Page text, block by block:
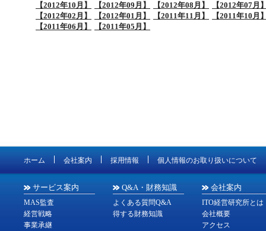
【2012年10月】
【2012年09月】 【2012年08月】
【2012年07月
【2012年02月】
【2012年01月】 【2011年11月】
【2011年10月
【2011年06月】
【2011年05月】
ホーム 会社案内 採用情報 個人情報のお取り扱いについて
サービス案内
MAS監査
経営戦略
事業承継
Q&A・財務知識
よくある質問Q&A
得する財務知識
会社案内
ITO経営研究所とは
会社概要
アクセス